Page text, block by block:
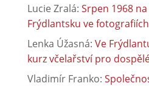
Lucie Zralá: Srpen 1968
Frýdlantsku ve fotografiích
Lenka Úžasná: Ve
kurz včelařství pro
Vladimír Franko: